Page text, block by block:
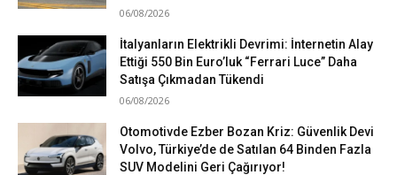
06/08/2026
İtalyanların Elektrikli Devrimi: İnternetin Alay
Ettiği 550 Bin Euro’luk “Ferrari Luce” Daha
Satışa Çıkmadan Tükendi
06/08/2026
Otomotivde Ezber Bozan Kriz: Güvenlik Devi
Volvo, Türkiye’de de Satılan 64 Binden Fazla
SUV Modelini Geri Çağırıyor!